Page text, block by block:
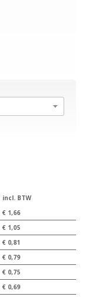
incl. BTW
€ 1,66
€ 1,05
€ 0,81
€ 0,79
€ 0,75
€ 0,69